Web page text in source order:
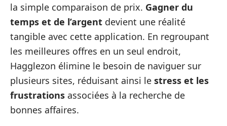
la simple comparaison de prix. Gagner du
temps et de l’argent devient une réalité
tangible avec cette application. En regroupant
les meilleures offres en un seul endroit,
Hagglezon élimine le besoin de naviguer sur
plusieurs sites, réduisant ainsi le stress et les
frustrations associées à la recherche de
bonnes affaires.